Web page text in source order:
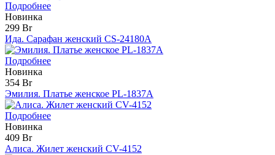
Подробнее
Новинка
299 Br
Ида. Сарафан женский CS-24180А
Подробнее
Новинка
354 Br
Эмилия. Платье женское PL-1837А
Подробнее
Новинка
409 Br
Алиса. Жилет женский CV-4152